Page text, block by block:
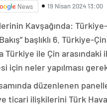
News 19 Nisan 2024 13:00
Kavşağında:
başlıklı 6. Türkiye-
Türkiye ile Çin arasındaki
için neler yapılması
düzenlenen
ticari ilişkilerini Türk Hava